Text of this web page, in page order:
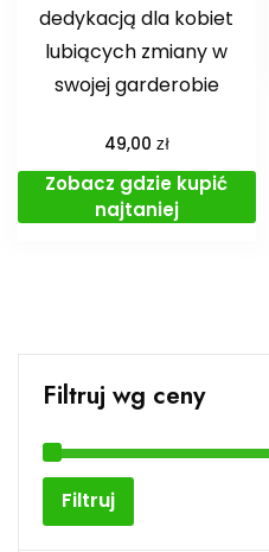
dedykacją dla kobiet
lubiących zmiany w
swojej garderobie
49,00 zł
Zobacz gdzie kupić
najtaniej
Filtruj wg ceny
Filtruj